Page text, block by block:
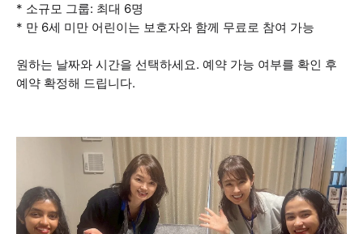
* 소규모 그룹: 최대 6명
* 만 6세 미만 어린이는 보호자와 함께 무료로 참여 가능
원하는 날짜와 시간을 선택하세요. 예약 가능 여부를 확인 후
예약 확정해 드립니다.